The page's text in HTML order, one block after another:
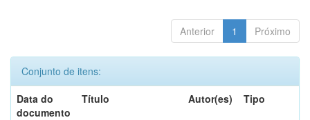
Anterior 1 Próximo
Conjunto de itens:
Data do
documento
Título Autor(es) Tipo